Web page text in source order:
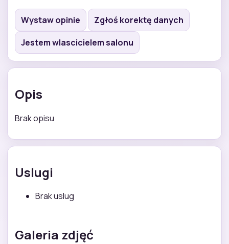
Wystaw opinie
Zgłoś korektę danych
Jestem wlascicielem salonu
Opis
Brak opisu
Uslugi
Brak uslug
Galeria zdjęć